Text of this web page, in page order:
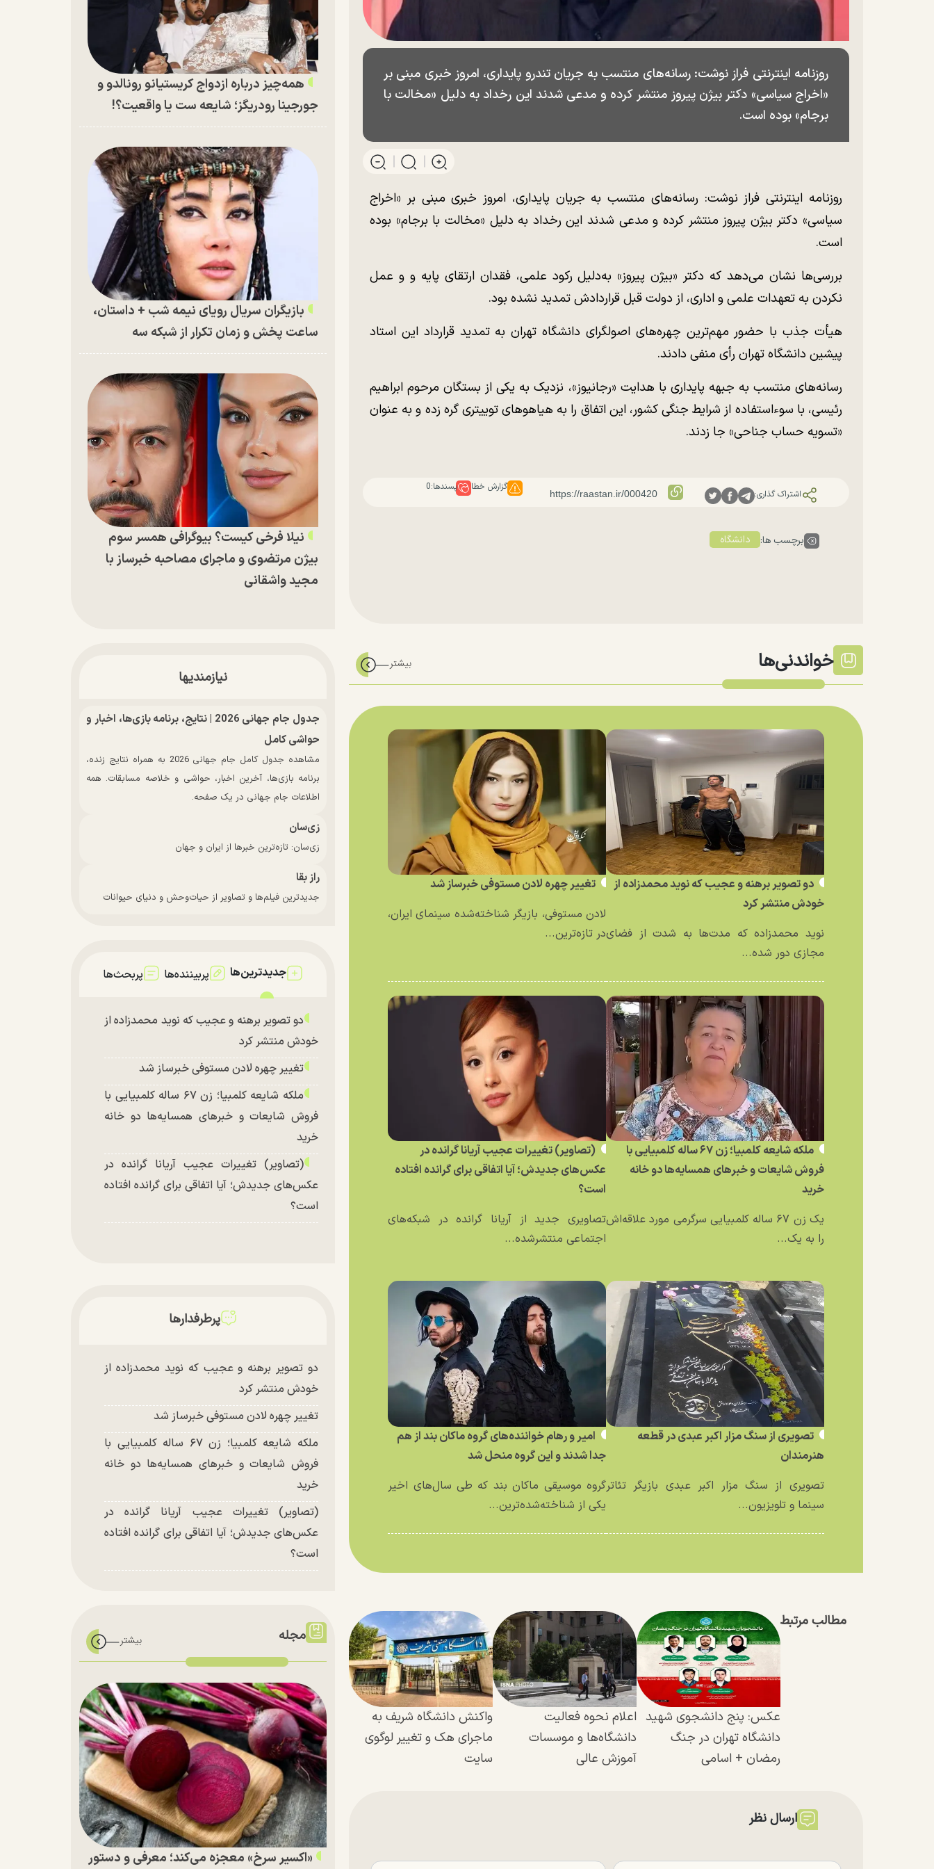
روزنامه اینترنتی فراز نوشت: رسانه‌های منتسب به جریان تندرو پایداری، امروز خبری مبنی بر
«اخراج سیاسی» دکتر بیژن پیروز منتشر کرده و مدعی شدند این رخداد به دلیل «مخالت با
برجام» بوده است.
روزنامه اینترنتی فراز نوشت: رسانه‌های منتسب به جریان پایداری، امروز خبری مبنی بر «اخراج
سیاسی» دکتر بیژن پیروز منتشر کرده و مدعی شدند این رخداد به دلیل «مخالت با برجام» بوده
است.
بررسی‌ها نشان می‌دهد که دکتر «بیژن پیروز» به‌دلیل رکود علمی، فقدان ارتقای پایه و و عمل
نکردن به تعهدات علمی و اداری، از دولت قبل قراردادش تمدید نشده بود.
هیأت جذب با حضور مهم‌ترین چهره‌های اصولگرای دانشگاه تهران به تمدید قرارداد این استاد
پیشین دانشگاه تهران رأی منفی دادند.
رسانه‌های منتسب به جبهه پایداری با هدایت «رجانیوز»، نزدیک به یکی از بستگان مرحوم ابراهیم
رئیسی، با سوءاستفاده از شرایط جنگی کشور، این اتفاق را به هیاهو‌های توییتری گره زده و به عنوان
«تسویه حساب جناحی» جا زدند.
اشتراک گذاری:
گزارش خطا پسندها:0
برچسب ها: دانشگاه
خواندنی‌ها
دو تصویر برهنه و عجیب که نوید محمدزاده از
خودش منتشر کرد
نوید محمدزاده که مدت‌ها به شدت از فضای
مجازی دور شده...
تغییر چهره لادن مستوفی خبرساز شد
لادن مستوفی، بازیگر شناخته‌شده سینمای ایران،
در تازه‌ترین...
ملکه شایعه کلمبیا؛ زن ۶۷ ساله کلمبیایی با
فروش شایعات و خبر‌های همسایه‌ها دو خانه
خرید
یک زن ۶۷ ساله کلمبیایی سرگرمی مورد علاقه‌اش
را به یک...
(تصاویر) تغییرات عجیب آریانا گرانده در
عکس‌های جدیدش؛ آیا اتفاقی برای گرانده افتاده
است؟
تصاویری جدید از آریانا گرانده در شبکه‌های
اجتماعی منتشرشده...
تصویری از سنگ مزار اکبر عبدی در قطعه
هنرمندان
تصویری از سنگ مزار اکبر عبدی بازیگر تئاتر
سینما و تلویزیون...
امیر و رهام خواننده‌های گروه ماکان بند از هم
جدا شدند و این گروه منحل شد
گروه موسیقی ماکان بند که طی سال‌های اخیر
یکی از شناخته‌شده‌ترین...
مطالب مرتبط
عکس: پنج دانشجوی شهید
دانشگاه تهران در جنگ
رمضان + اسامی
اعلام نحوه فعالیت
دانشگاه‌ها و موسسات
آموزش عالی
واکنش دانشگاه شریف به
ماجرای هک و تغییر لوگوی
سایت
ارسال نظر
همه‌چیز درباره ازدواج کریستیانو رونالدو و
جورجینا رودریگز؛ شایعه ست یا واقعیت؟!
بازیگران سریال رویای نیمه شب + داستان،
ساعت پخش و زمان تکرار از شبکه سه
نیلا فرخی کیست؟ بیوگرافی همسر سوم
بیژن مرتضوی و ماجرای مصاحبه خبرساز با
مجید واشقانی
نیازمندیها
جدول جام جهانی 2026 | نتایج، برنامه بازی‌ها، اخبار و
حواشی کامل
مشاهده جدول کامل جام جهانی 2026 به همراه نتایج زنده،
برنامه بازی‌ها، آخرین اخبار، حواشی و خلاصه مسابقات. همه
اطلاعات جام جهانی در یک صفحه.
زی‌سان
زی‌سان: تازه‌ترین خبرها از ایران و جهان
راز بقا
جدیدترین فیلم‌ها و تصاویر از حیات‌وحش و دنیای حیوانات
جدیدترین‌ها پربیننده‌ها پربحث‌ها
دو تصویر برهنه و عجیب که نوید محمدزاده از
خودش منتشر کرد
تغییر چهره لادن مستوفی خبرساز شد
ملکه شایعه کلمبیا؛ زن ۶۷ ساله کلمبیایی با
فروش شایعات و خبر‌های همسایه‌ها دو خانه
خرید
(تصاویر) تغییرات عجیب آریانا گرانده در
عکس‌های جدیدش؛ آیا اتفاقی برای گرانده افتاده
است؟
پرطرفدارها
دو تصویر برهنه و عجیب که نوید محمدزاده از
خودش منتشر کرد
تغییر چهره لادن مستوفی خبرساز شد
ملکه شایعه کلمبیا؛ زن ۶۷ ساله کلمبیایی با
فروش شایعات و خبر‌های همسایه‌ها دو خانه
خرید
(تصاویر) تغییرات عجیب آریانا گرانده در
عکس‌های جدیدش؛ آیا اتفاقی برای گرانده افتاده
است؟
مجله
«اکسیر سرخ» معجزه می‌کند؛ معرفی و دستور